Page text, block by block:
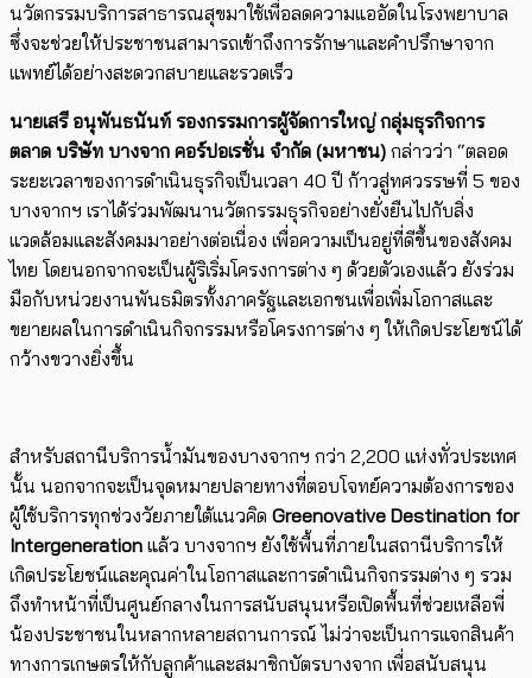
นวัตกรรมบริการสาธารณสุขมาใช้เพื่อลดความแออัดในโรงพยาบาล
ซึ่งจะช่วยให้ประชาชนสามารถเข้าถึงการรักษาและคำปรึกษาจาก
แพทย์ได้อย่างสะดวกสบายและรวดเร็ว
นายเสรี อนุพันธนันท์ รองกรรมการผู้จัดการใหญ่ กลุ่มธุรกิจการ
ตลาด บริษัท บางจาก คอร์ปอเรชั่น จำกัด (มหาชน) กล่าวว่า “ตลอด
ระยะเวลาของการดำเนินธุรกิจเป็นเวลา 40 ปี ก้าวสู่ทศวรรษที่ 5 ของ
บางจากฯ เราได้ร่วมพัฒนานวัตกรรมธุรกิจอย่างยั่งยืนไปกับสิ่ง
แวดล้อมและสังคมมาอย่างต่อเนื่อง เพื่อความเป็นอยู่ที่ดีขึ้นของสังคม
ไทย โดยนอกจากจะเป็นผู้ริเริ่มโครงการต่าง ๆ ด้วยตัวเองแล้ว ยังร่วม
มือกับหน่วยงานพันธมิตรทั้งภาครัฐและเอกชนเพื่อเพิ่มโอกาสและ
ขยายผลในการดำเนินกิจกรรมหรือโครงการต่าง ๆ ให้เกิดประโยชน์ได้
กว้างขวางยิ่งขึ้น
สำหรับสถานีบริการน้ำมันของบางจากฯ กว่า 2,200 แห่งทั่วประเทศ
นั้น นอกจากจะเป็นจุดหมายปลายทางที่ตอบโจทย์ความต้องการของ
ผู้ใช้บริการทุกช่วงวัยภายใต้แนวคิด Greenovative Destination for
Intergeneration แล้ว บางจากฯ ยังใช้พื้นที่ภายในสถานีบริการให้
เกิดประโยชน์และคุณค่าในโอกาสและการดำเนินกิจกรรมต่าง ๆ รวม
ถึงทำหน้าที่เป็นศูนย์กลางในการสนับสนุนหรือเปิดพื้นที่ช่วยเหลือพี่
น้องประชาชนในหลากหลายสถานการณ์ ไม่ว่าจะเป็นการแจกสินค้า
ทางการเกษตรให้กับลูกค้าและสมาชิกบัตรบางจาก เพื่อสนับสนุน